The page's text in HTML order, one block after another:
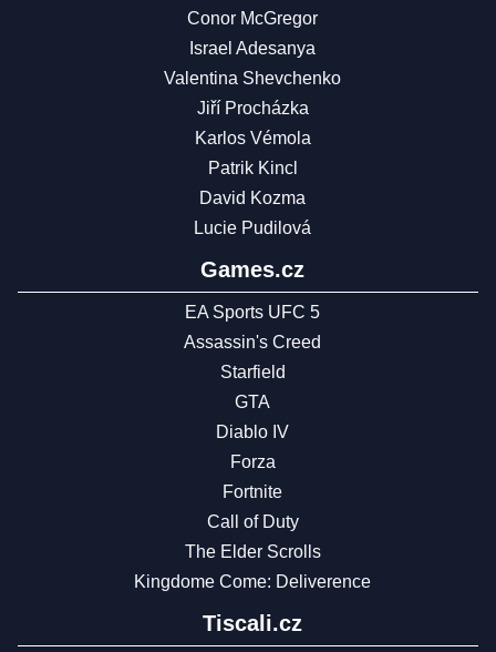
Conor McGregor
Israel Adesanya
Valentina Shevchenko
Jiří Procházka
Karlos Vémola
Patrik Kincl
David Kozma
Lucie Pudilová
Games.cz
EA Sports UFC 5
Assassin's Creed
Starfield
GTA
Diablo IV
Forza
Fortnite
Call of Duty
The Elder Scrolls
Kingdome Come: Deliverence
Tiscali.cz